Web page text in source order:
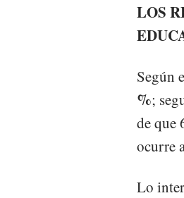
LOS
Según
%;
de que
ocurre
Lo